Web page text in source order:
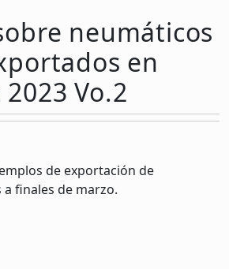
neumáticos
en
Vo.2
de exportación de
finales de marzo.